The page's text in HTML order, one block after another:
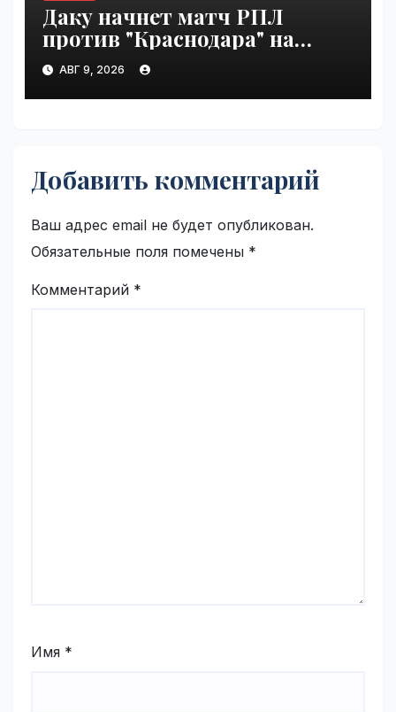
Даку начнет матч РПЛ
против "Краснодара" на
скамейке запасных |
VseTime.ru
АВГ 9, 2026
Добавить комментарий
Ваш адрес email не будет опубликован.
Обязательные поля помечены *
Комментарий *
Имя *